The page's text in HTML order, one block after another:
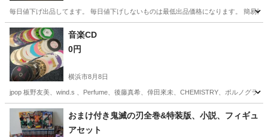
毎日値下げ出品してます。 毎日値下げしないものは最低出品価格になります。 簡易
神奈川 横浜市 絵本
音楽CD
0円
横浜市8月8日
jpop 板野友美、wind.s 、Perfume、後藤真希、倖田來未、CHEMISTRY、ポルノグラ
神奈川 横浜市 CD
おまけ付き鬼滅の刃全巻&特装版、小説、フィギュ
アセット